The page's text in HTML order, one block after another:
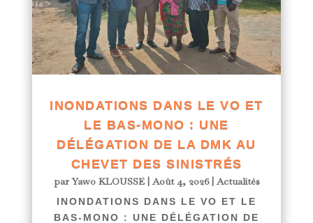
INONDATIONS DANS LE VO ET
LE BAS-MONO : UNE
DÉLÉGATION DE LA DMK AU
CHEVET DES SINISTRÉS
parYawo KLOUSSE|Août 4, 2026|Actualités
INONDATIONS DANS LE VO ET LE
BAS-MONO : UNE DÉLÉGATION DE